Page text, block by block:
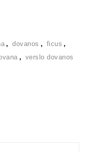
, dovanos , ficus ,
, verslo dovanos